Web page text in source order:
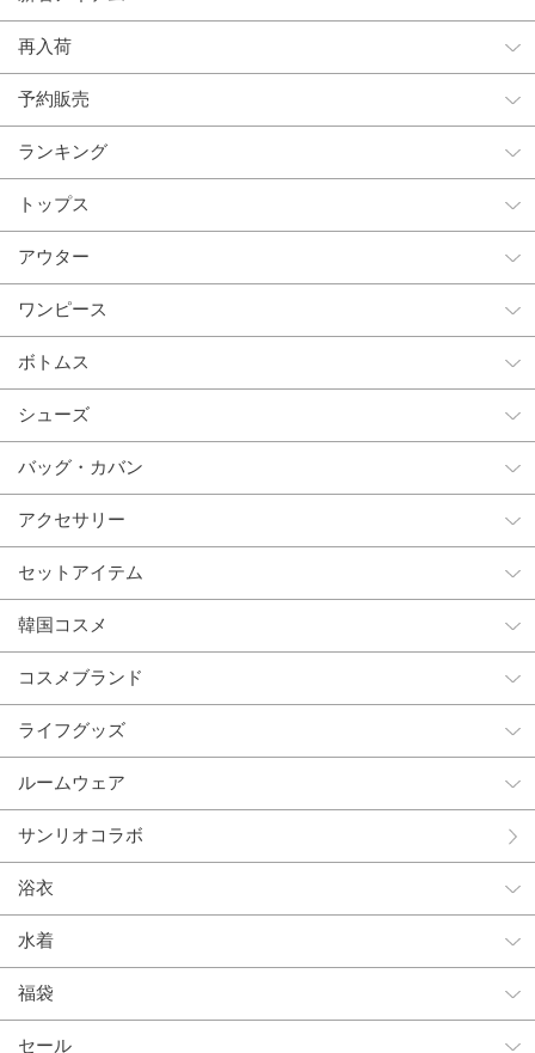
再入荷
予約販売
ランキング
トップス
アウター
ワンピース
ボトムス
シューズ
バッグ・カバン
アクセサリー
セットアイテム
韓国コスメ
コスメブランド
ライフグッズ
ルームウェア
サンリオコラボ
浴衣
水着
福袋
セール